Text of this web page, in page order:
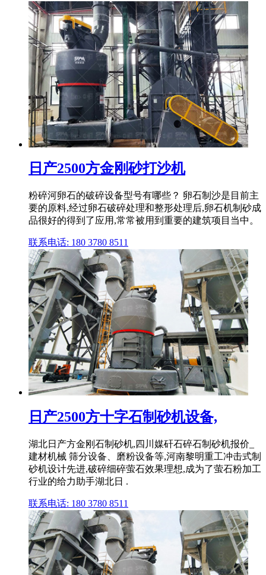
日产2500方金刚砂打沙机
粉碎河卵石的破碎设备型号有哪些？ 卵石制沙是目前主
要的原料,经过卵石破碎处理和整形处理后,卵石机制砂成
品很好的得到了应用,常常被用到重要的建筑项目当中。
联系电话: 180 3780 8511
日产2500方十字石制砂机设备,
湖北日产方金刚石制砂机,四川媒矸石碎石制砂机报价_
建材机械 筛分设备、磨粉设备等,河南黎明重工冲击式制
砂机设计先进,破碎细碎萤石效果理想,成为了萤石粉加工
行业的给力助手湖北日 .
联系电话: 180 3780 8511